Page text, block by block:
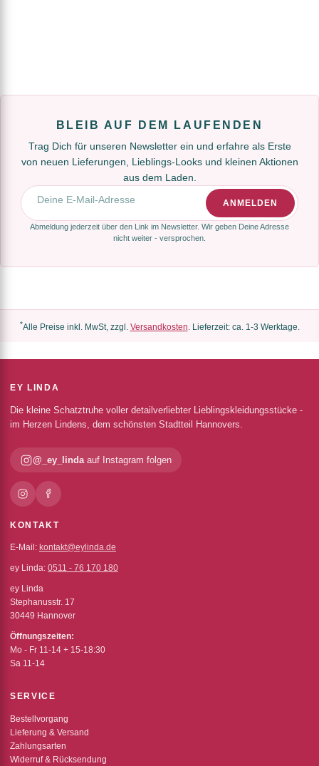
BLEIB AUF DEM LAUFENDEN
Trag Dich für unseren Newsletter ein und erfahre als Erste
von neuen Lieferungen, Lieblings-Looks und kleinen Aktionen
aus dem Laden.
E-Mail-Adresse
ANMELDEN
Abmeldung jederzeit über den Link im Newsletter. Wir geben Deine Adresse
nicht weiter - versprochen.
*Alle Preise inkl. MwSt, zzgl. Versandkosten. Lieferzeit: ca. 1-3 Werktage.
EY LINDA
Die kleine Schatztruhe voller detailverliebter Lieblingskleidungsstücke -
im Herzen Lindens, dem schönsten Stadtteil Hannovers.
@_ey_lindaauf Instagram folgen
KONTAKT
E-Mail: kontakt@eylinda.de
ey Linda: 0511 - 76 170 180
ey Linda
Stephanusstr. 17
30449 Hannover
Öffnungszeiten:
Mo - Fr 11-14 + 15-18:30
Sa 11-14
SERVICE
Bestellvorgang
Lieferung & Versand
Zahlungsarten
Widerruf & Rücksendung